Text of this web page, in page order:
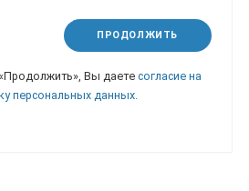
ПРОДОЛЖИТЬ
Вы даете согласие на
персональных данных.